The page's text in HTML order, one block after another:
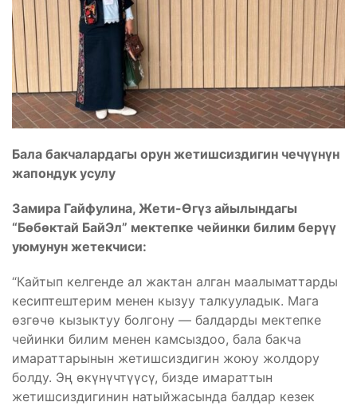
Бала бакчалардагы орун жетишсиздигин чечүүнүн
жапондук усулу
Замира Гайфулина, Жети-Өгүз айылындагы
“Бөбөктай БайЭл” мектепке чейинки билим берүү
уюмунун жетекчиси:
“Кайтып келгенде ал жактан алган маалыматтарды
кесиптештерим менен кызуу талкууладык. Мага
өзгөчө кызыктуу болгону — балдарды мектепке
чейинки билим менен камсыздоо, бала бакча
имараттарынын жетишсиздигин жоюу жолдору
болду. Эң өкүнүчтүүсү, бизде имараттын
жетишсиздигинин натыйжасында балдар кезек